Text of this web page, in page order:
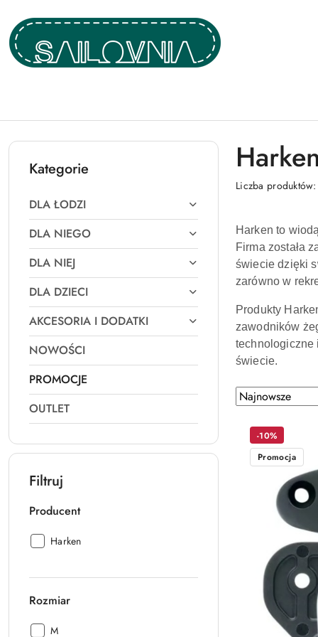
Przejdź do treści głównej
Przejdź do wyszukiwarki
Przejdź do moje konto
Przejdź do menu głównego
Przejdź do stopki
Kategorie
DLA ŁODZI
DLA NIEGO
DLA NIEJ
DLA DZIECI
AKCESORIA I DODATKI
NOWOŚCI
PROMOCJE
OUTLET
Filtruj
Producent
Producent:
Harken
Rozmiar
Rozmiar:
M
Liczba
Harken to
Firma została
świecie dzięki
zarówno w
Produkty
zawodników
technologiczne
świecie.
Zastosowano
sortowanie:
Najnowsze.
Sortuj
według
-10%
Promocja